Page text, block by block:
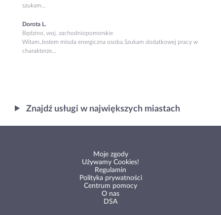
szukam...
Dorota L.
Będzino, woj. zachodniopomorskie
Witam.Jestem mloda energiczna osoba.Szukam dodatkowej pracy w
charakterze...
Znajdź usługi w największych miastach
Moje zgody
Używamy Cookies!
Regulamin
Polityka prywatności
Centrum pomocy
O nas
DSA